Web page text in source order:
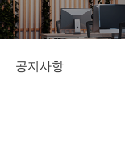
공지사항